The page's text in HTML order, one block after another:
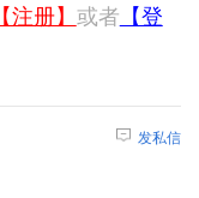
【注册】 或者 【登
发私信